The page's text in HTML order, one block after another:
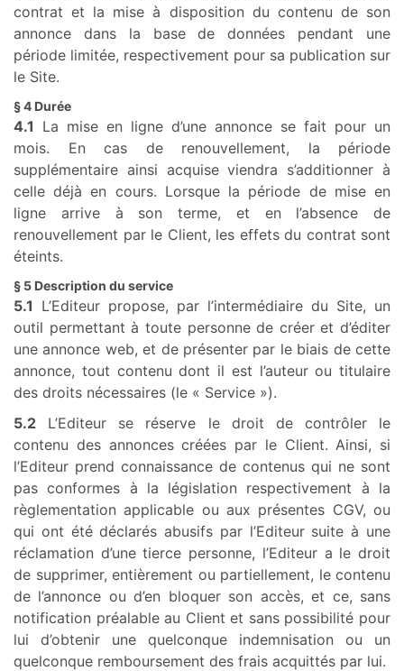
contrat et la mise à disposition du contenu de son
annonce dans la base de données pendant une
période limitée, respectivement pour sa publication sur
le Site.
§ 4 Durée
4.1 La mise en ligne d’une annonce se fait pour un
mois. En cas de renouvellement, la période
supplémentaire ainsi acquise viendra s’additionner à
celle déjà en cours. Lorsque la période de mise en
ligne arrive à son terme, et en l’absence de
renouvellement par le Client, les effets du contrat sont
éteints.
§ 5 Description du service
5.1 L’Editeur propose, par l’intermédiaire du Site, un
outil permettant à toute personne de créer et d’éditer
une annonce web, et de présenter par le biais de cette
annonce, tout contenu dont il est l’auteur ou titulaire
des droits nécessaires (le « Service »).
5.2 L’Editeur se réserve le droit de contrôler le
contenu des annonces créées par le Client. Ainsi, si
l’Editeur prend connaissance de contenus qui ne sont
pas conformes à la législation respectivement à la
règlementation applicable ou aux présentes CGV, ou
qui ont été déclarés abusifs par l’Editeur suite à une
réclamation d’une tierce personne, l’Editeur a le droit
de supprimer, entièrement ou partiellement, le contenu
de l’annonce ou d’en bloquer son accès, et ce, sans
notification préalable au Client et sans possibilité pour
lui d’obtenir une quelconque indemnisation ou un
quelconque remboursement des frais acquittés par lui.